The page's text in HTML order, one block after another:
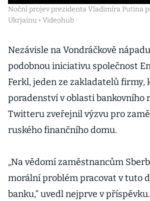
Noční projev prezidenta Vladimíra Putina
Ukrjainu • Videohub
Nezávisle na Vondráčkově
podobnou iniciativu společnost
Ferkl, jeden ze zakladatelů firmy,
poradenství v oblasti bankovního
Twitteru zveřejnil výzvu pro
ruského finančního domu.
„Na vědomí zaměstnancům
morální problém pracovat v tuto
banku,“ uvedl nejprve v